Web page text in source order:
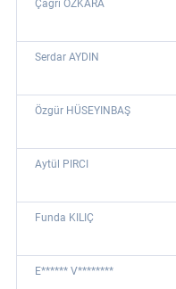
Çağrı ÖZKARA
Serdar AYDIN
Özgür HÜSEYINBAŞ
Aytül PIRCI
Funda KILIÇ
E****** V********